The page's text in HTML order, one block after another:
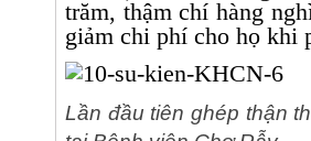
trăm, thậm chí hàng
giảm chi phí cho họ khi
Lần đầu tiên ghép thận